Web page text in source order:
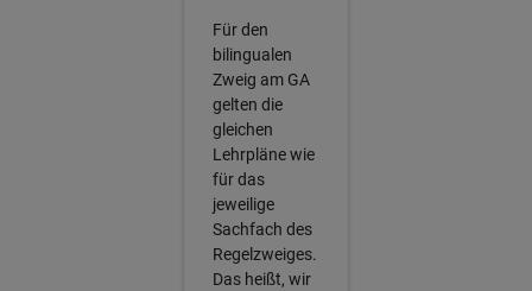
Für den
bilingualen
Zweig am GA
gelten die
gleichen
Lehrpläne wie
für das
jeweilige
Sachfach des
Regelzweiges.
Das heißt, wir